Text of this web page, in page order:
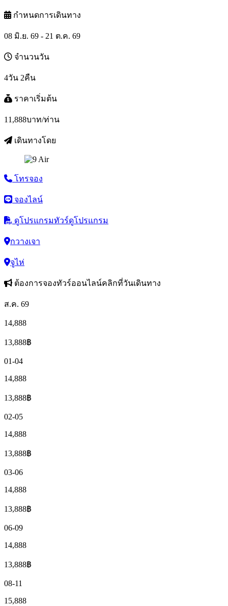
กำหนดการเดินทาง
08 มิ.ย. 69 - 21 ต.ค. 69
จำนวนวัน
4วัน 2คืน
ราคาเริ่มต้น
11,888บาท/ท่าน
เดินทางโดย
โทรจอง
จองไลน์
ดูโปรแกรมทัวร์ดูโปรแกรม
กวางเจา
จูไห่
ต้องการจองทัวร์ออนไลน์คลิกที่วันเดินทาง
ส.ค. 69
14,888
13,888฿
01-04
14,888
13,888฿
02-05
14,888
13,888฿
03-06
14,888
13,888฿
06-09
14,888
13,888฿
08-11
15,888